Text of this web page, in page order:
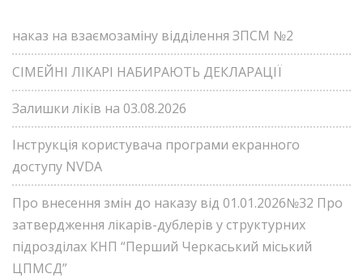
наказ на взаємозаміну відділення ЗПСМ №2
СІМЕЙНІ ЛІКАРІ НАБИРАЮТЬ ДЕКЛАРАЦІЇ
Залишки ліків на 03.08.2026
Інструкція користувача програми екранного
доступу NVDA
Про внесення змін до наказу від 01.01.2026№32 Про
затвердження лікарів-дублерів у структурних
підрозділах КНП “Перший Черкаський міський
ЦПМСД”